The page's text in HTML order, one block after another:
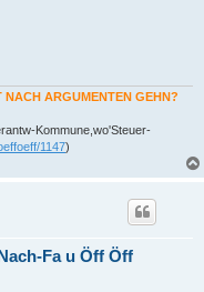
ARGUMENTEN GEHN?
Kommune,wo'Steuer-
1147)
Fa u Öff Öff